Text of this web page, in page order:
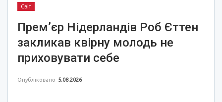
Світ
Прем’єр Нідерландів Роб Єттен
закликав квірну молодь не
приховувати себе
Опубліковано 5.08.2026